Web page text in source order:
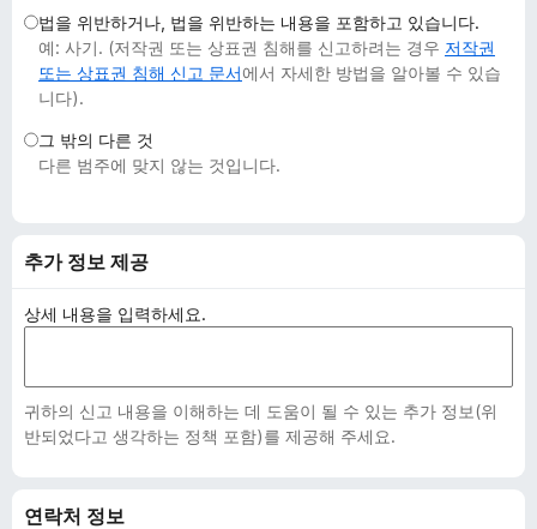
법을 위반하거나, 법을 위반하는 내용을 포함하고 있습니다.
예: 사기. (저작권 또는 상표권 침해를 신고하려는 경우 저작권
또는 상표권 침해 신고 문서에서 자세한 방법을 알아볼 수 있습
니다).
그 밖의 다른 것
다른 범주에 맞지 않는 것입니다.
추가 정보 제공
상세 내용을 입력하세요.
귀하의 신고 내용을 이해하는 데 도움이 될 수 있는 추가 정보(위
반되었다고 생각하는 정책 포함)를 제공해 주세요.
연락처 정보